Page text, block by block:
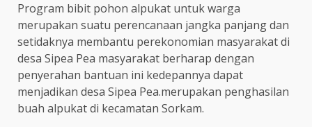
Program bibit pohon alpukat untuk warga
merupakan suatu perencanaan jangka panjang dan
setidaknya membantu perekonomian masyarakat di
desa Sipea Pea masyarakat berharap dengan
penyerahan bantuan ini kedepannya dapat
menjadikan desa Sipea Pea.merupakan penghasilan
buah alpukat di kecamatan Sorkam.